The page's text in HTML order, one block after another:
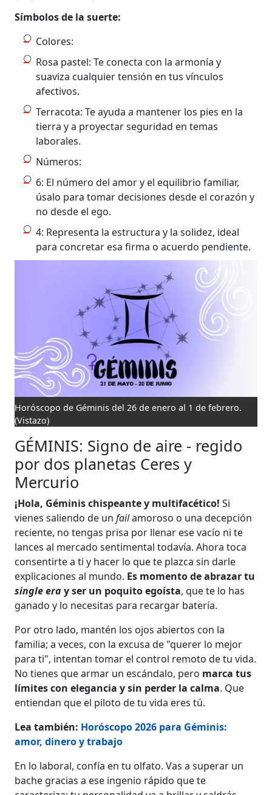
Símbolos de la suerte:
Colores:
Rosa pastel: Te conecta con la armonía y
suaviza cualquier tensión en tus vínculos
afectivos.
Terracota: Te ayuda a mantener los pies en la
tierra y a proyectar seguridad en temas
laborales.
Números:
6: El número del amor y el equilibrio familiar,
úsalo para tomar decisiones desde el corazón y
no desde el ego.
4: Representa la estructura y la solidez, ideal
para concretar esa firma o acuerdo pendiente.
Horóscopo de Géminis del 26 de enero al 1 de febrero.
(Vistazo)
GÉMINIS: Signo de aire - regido
por dos planetas Ceres y
Mercurio
¡Hola, Géminis chispeante y multifacético! Si
vienes saliendo de unfailamoroso o una decepción
reciente, no tengas prisa por llenar ese vacío ni te
lances al mercado sentimental todavía. Ahora toca
consentirte a ti y hacer lo que te plazca sin darle
explicaciones al mundo. Es momento de abrazar tu
single eray ser un poquito egoísta, que te lo has
ganado y lo necesitas para recargar batería.
Por otro lado, mantén los ojos abiertos con la
familia; a veces, con la excusa de "querer lo mejor
para ti", intentan tomar el control remoto de tu vida.
No tienes que armar un escándalo, pero marca tus
límites con elegancia y sin perder la calma. Que
entiendan que el piloto de tu vida eres tú.
Lea también: Horóscopo 2026 para Géminis:
amor, dinero y trabajo
En lo laboral, confía en tu olfato. Vas a superar un
bache gracias a ese ingenio rápido que te